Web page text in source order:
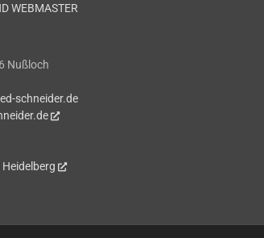
WEBMASTER
Nußloch
schneider.de